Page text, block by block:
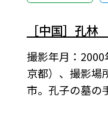
［中国］孔
撮影年月：
京都）、撮影場
市。孔子の墓の
王」），後ろ